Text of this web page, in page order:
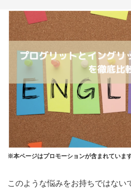
※本ページはプロモーションが含まれています
このような悩みをお持ちではない